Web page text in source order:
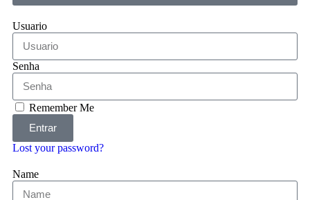
Usuario
Senha
Remember Me
Entrar
Lost your password?
Name